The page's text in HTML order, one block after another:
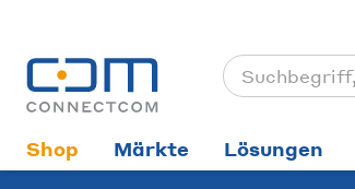
Shop Märkte Lösungen